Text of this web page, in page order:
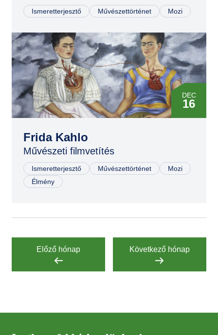
MÁJ
AUG
11
Ismeretterjesztő Művészettörténet Mozi
DEC
16
10
AUG
Frida Kahlo
Művészeti filmvetítés
Ismeretterjesztő Művészettörténet
Mozi
Élmény
Előző hónap Következő hónap